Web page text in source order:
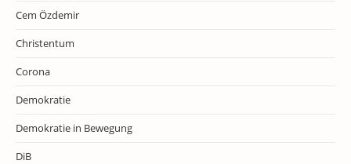
Cem Özdemir
Christentum
Corona
Demokratie
Demokratie in Bewegung
DiB